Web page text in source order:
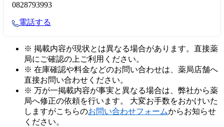
0828793993
電話する
※ 掲載内容が現状とは異なる場合があります。直接薬
局にご確認の上ご利用ください。
※ 在庫確認や料金などのお問い合わせは、薬局店舗へ
直接お問い合わせください。
※ 万が一掲載内容が事実と異なる場合は、弊社から薬
局へ修正の依頼を行います。 大変お手数をおかけいた
しますがこちらのお問い合わせフォームからお知らせ
ください。